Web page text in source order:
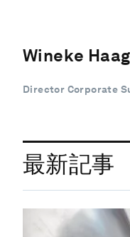
Wineke
Director Corporate
最新記事